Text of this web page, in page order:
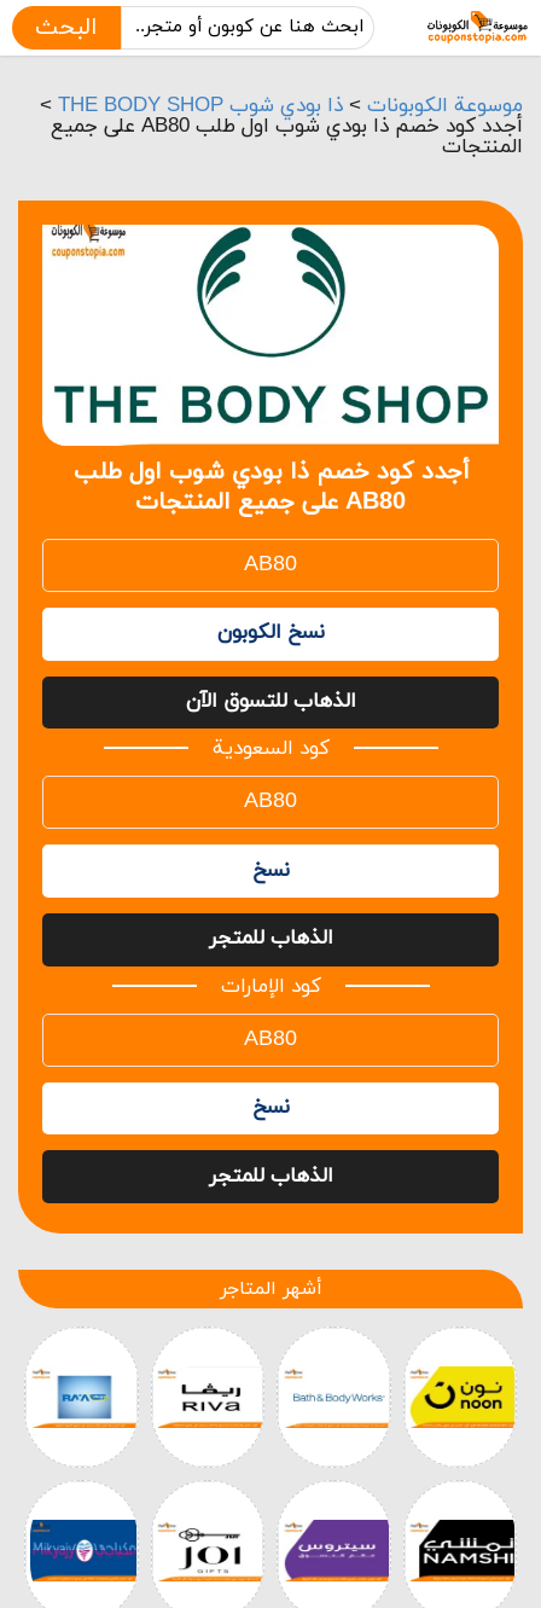
البحث
موسوعة الكوبونات > ذا بودي شوب THE BODY SHOP >
أجدد كود خصم ذا بودي شوب اول طلب AB80 على جميع
المنتجات
أجدد كود خصم ذا بودي شوب اول طلب
AB80 على جميع المنتجات
نسخ الكوبون
الذهاب للتسوق الآن
كود السعودية
نسخ
الذهاب للمتجر
كود الإمارات
نسخ
الذهاب للمتجر
أشهر المتاجر